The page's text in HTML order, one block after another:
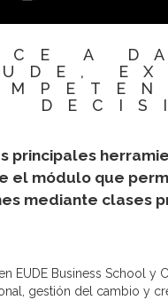
A
principales
el módulo que
mediante clases
EUDE Business School
gestión del cambio y